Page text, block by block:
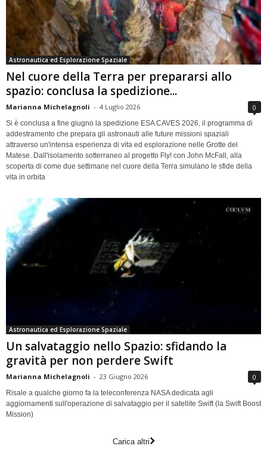
Astronautica ed Esplorazione Spaziale
Nel cuore della Terra per prepararsi allo
spazio: conclusa la spedizione...
Marianna Michelagnoli - 4 Luglio 2026 0
Si è conclusa a fine giugno la spedizione ESA CAVES 2026, il programma di
addestramento che prepara gli astronauti alle future missioni spaziali
attraverso un'intensa esperienza di vita ed esplorazione nelle Grotte del
Matese. Dall'isolamento sotterraneo al progetto Fly! con John McFall, alla
scoperta di come due settimane nel cuore della Terra simulano le sfide della
vita in orbita
Astronautica ed Esplorazione Spaziale
Un salvataggio nello Spazio: sfidando la
gravità per non perdere Swift
Marianna Michelagnoli - 23 Giugno 2026 0
Risale a qualche giorno fa la teleconferenza NASA dedicata agli
aggiornamenti sull'operazione di salvataggio per il satellite Swift (la Swift Boost
Mission)
Carica altri